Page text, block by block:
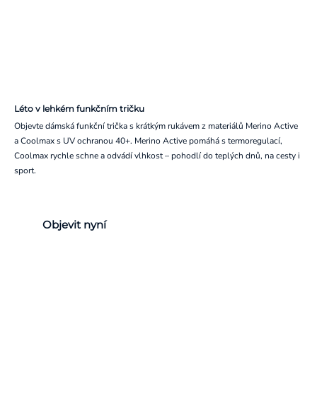
Léto v lehkém funkčním tričku
Objevte dámská funkční trička s krátkým rukávem z materiálů Merino Active
a Coolmax s UV ochranou 40+. Merino Active pomáhá s termoregulací,
Coolmax rychle schne a odvádí vlhkost – pohodlí do teplých dnů, na cesty i
sport.
Objevit nyní